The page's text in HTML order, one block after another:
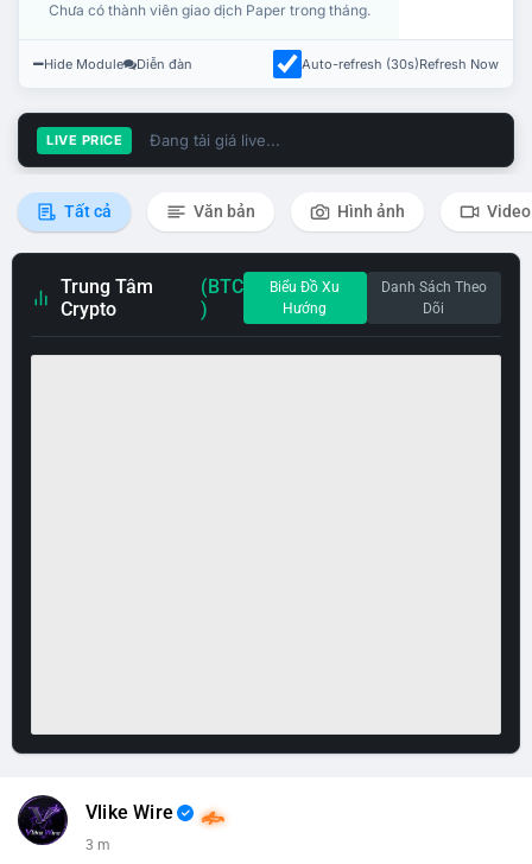
Chưa có thành viên giao dịch Paper trong tháng.
Hide Module Diễn đàn Auto-refresh (30s)Refresh Now
LIVE PRICE Đang tải giá live...
Tất cả Văn bản Hình ảnh Video
Trung Tâm
Crypto
(BTC
)
Biểu Đồ Xu
Hướng
Danh Sách Theo
Dõi
Vlike Wire
3 m